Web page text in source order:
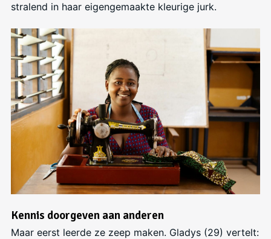
stralend in haar eigengemaakte kleurige jurk.
Kennis doorgeven aan anderen
Maar eerst leerde ze zeep maken. Gladys (29) vertelt: